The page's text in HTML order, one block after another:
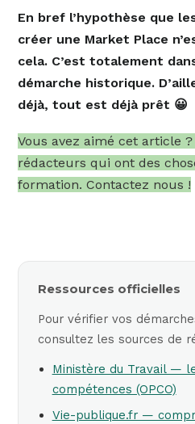
En bref l’hypothèse que
créer une Market Place
cela. C’est totalement
démarche historique.
déjà, tout est déjà prêt 😀
Vous avez aimé cet article
rédacteurs qui ont des
formation. Contactez nous !
Ressources officielles
Pour vérifier vos
consultez les sources de
Ministère du Travail —
compétences (OPCO)
Vie-publique.fr —